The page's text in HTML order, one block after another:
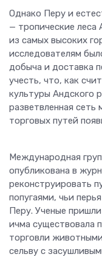
Однако Перу и
— тропические
из самых высоких
исследователям
добыча и доставка
учесть, что, как
культуры Андского
разветвленная
торговых путей
Международная
опубликована в
реконструировать
попугаями, чьи
Перу. Ученые
ичма существовала
торговли
сельву с